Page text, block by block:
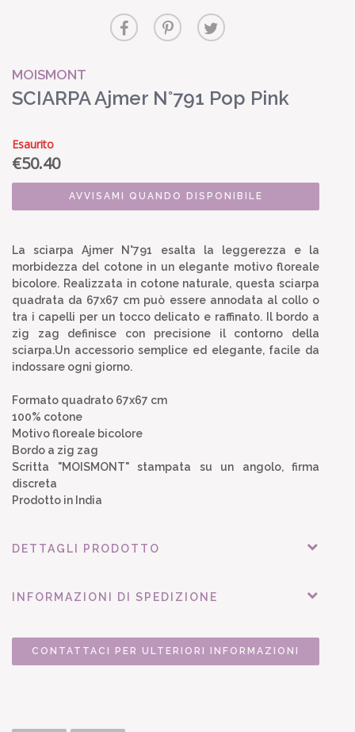
MOISMONT
SCIARPA Ajmer N°791 Pop Pink
Esaurito
€50.40
AVVISAMI QUANDO DISPONIBILE
La sciarpa Ajmer N°791 esalta la leggerezza e la
morbidezza del cotone in un elegante motivo floreale
bicolore. Realizzata in cotone naturale, questa sciarpa
quadrata da 67x67 cm può essere annodata al collo o
tra i capelli per un tocco delicato e raffinato. Il bordo a
zig zag definisce con precisione il contorno della
sciarpa.Un accessorio semplice ed elegante, facile da
indossare ogni giorno.
Formato quadrato 67x67 cm
100% cotone
Motivo floreale bicolore
Bordo a zig zag
Scritta "MOISMONT" stampata su un angolo, firma
discreta
Prodotto in India
DETTAGLI PRODOTTO
INFORMAZIONI DI SPEDIZIONE
CONTATTACI PER ULTERIORI INFORMAZIONI